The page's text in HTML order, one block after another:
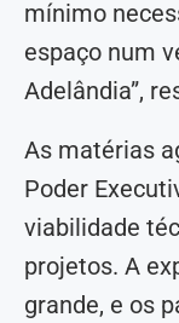
mínimo
espaço num
Adelândia”,
As matérias
Poder
viabilidade
projetos. A
grande, e os